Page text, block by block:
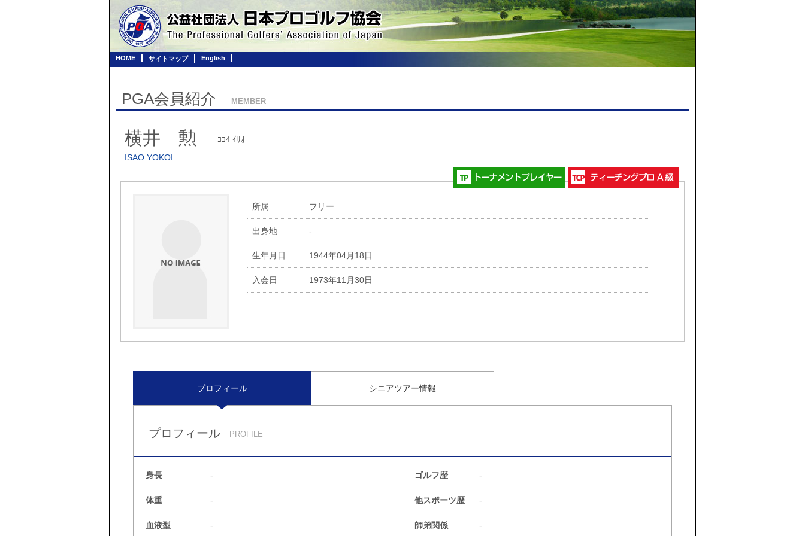
HOME サイトマップ English
PGA会員紹介 MEMBER
横井 勲
ﾖｺｲ ｲｻｵ
ISAO YOKOI
所属 フリー
出身地 -
生年月日 1944年04月18日
入会日 1973年11月30日
プロフィール シニアツアー情報
プロフィール PROFILE
身長 -
体重 -
血液型 -
ゴルフ歴 -
他スポーツ歴 -
師弟関係 -